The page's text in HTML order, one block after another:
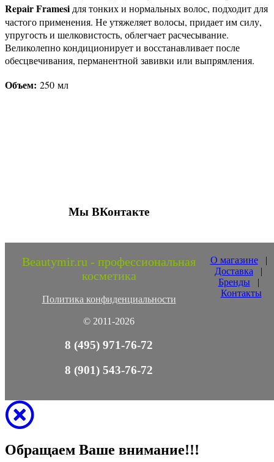
Repair Framesi для тонких и нормальных волос, подходит для
частого применения. Не утяжеляет волосы, придает им силу,
упругость и шелковистость, облегчает расчесывание.
Великолепно кондиционирует и восстанавливает после
обесцвечивания, перманентной завивки или выпрямления.
Объем: 250 мл
Мы ВКонтакте
Beautymir.ru - профессиональная
косметика
Политика конфиденциальности
© 2011-2026
О магазине|
Доставка |
Бренды |
Контакты
8 (495) 971-76-72
8 (901) 543-76-72
Обращаем Ваше внимание!!!